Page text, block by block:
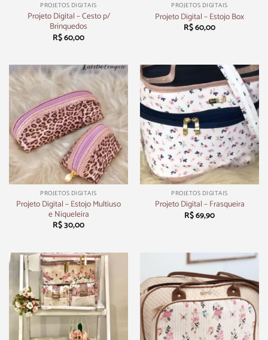
PROJETOS DIGITAIS
Projeto Digital – Cesto p/
Brinquedos
R$60,00
PROJETOS DIGITAIS
Projeto Digital – Estojo Box
R$60,00
PROJETOS DIGITAIS
Projeto Digital – Estojo Multiuso
e Niqueleira
R$30,00
PROJETOS DIGITAIS
Projeto Digital – Frasqueira
R$69,90